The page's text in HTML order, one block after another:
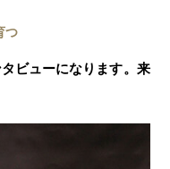
つ
ビューになります。来